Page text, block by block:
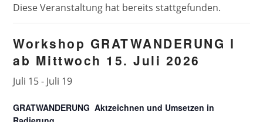
Diese Veranstaltung hat bereits stattgefunden.
Workshop GRATWANDERUNG I
ab Mittwoch 15. Juli 2026
Juli 15- Juli 19
GRATWANDERUNG Aktzeichnen und Umsetzen in